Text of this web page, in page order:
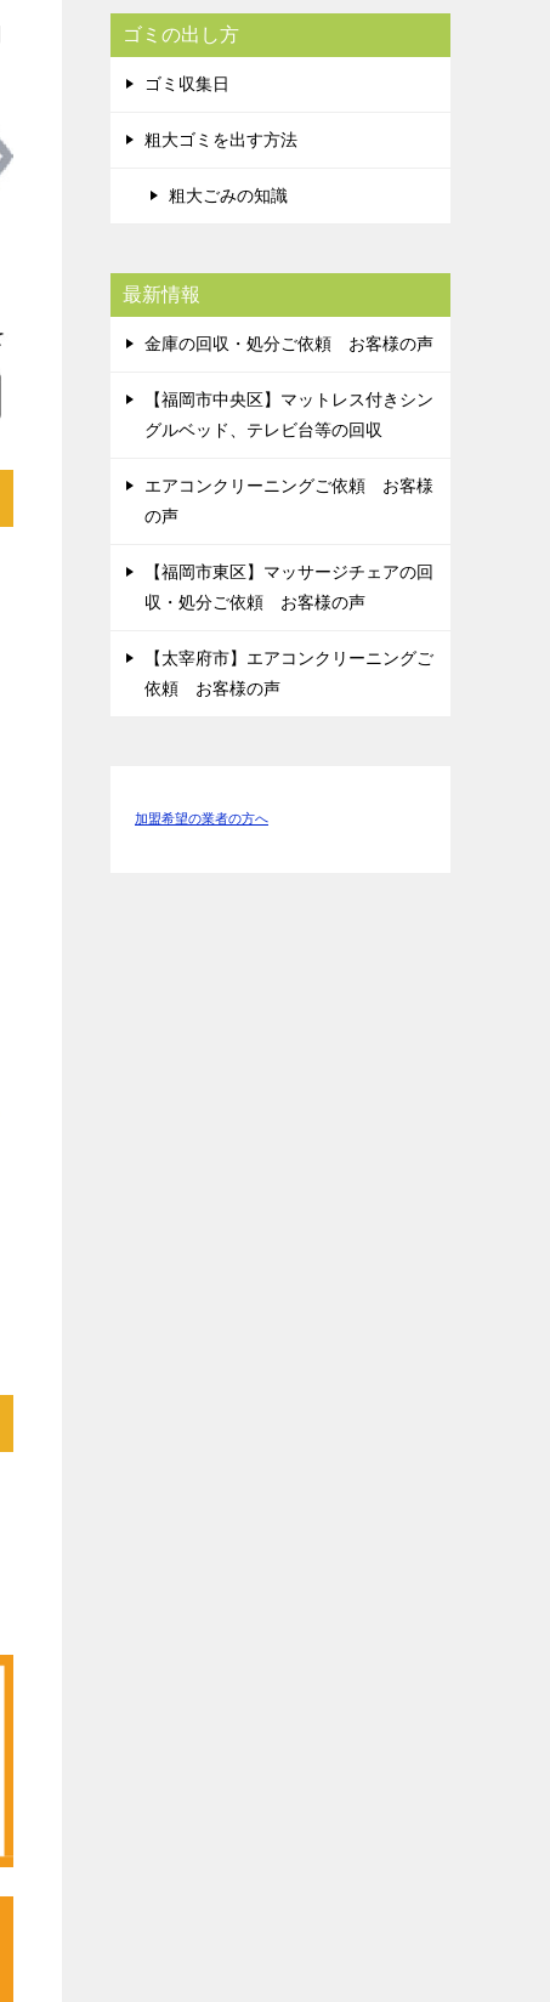
ゴミの出し方
ゴミ収集日
粗大ゴミを出す方法
粗大ごみの知識
最新情報
金庫の回収・処分ご依頼 お客様の声
【福岡市中央区】マットレス付きシン
グルベッド、テレビ台等の回収
エアコンクリーニングご依頼 お客様
の声
【福岡市東区】マッサージチェアの回
収・処分ご依頼 お客様の声
【太宰府市】エアコンクリーニングご
依頼 お客様の声
加盟希望の業者の方へ